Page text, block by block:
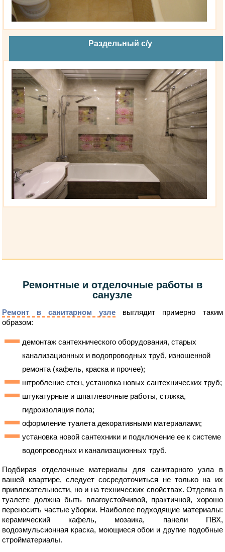
Раздельный с/у
Ремонтные и отделочные работы в
санузле
Ремонт в санитарном узле выглядит примерно таким
образом:
демонтаж сантехнического оборудования, старых
канализационных и водопроводных труб, изношенной
ремонта (кафель, краска и прочее);
штробление стен, установка новых сантехнических труб;
штукатурные и шпатлевочные работы, стяжка,
гидроизоляция пола;
оформление туалета декоративными материалами;
установка новой сантехники и подключение ее к системе
водопроводных и канализационных труб.
Подбирая отделочные материалы для санитарного узла в
вашей квартире, следует сосредоточиться не только на их
привлекательности, но и на технических свойствах. Отделка в
туалете должна быть влагоустойчивой, практичной, хорошо
переносить частые уборки. Наиболее подходящие материалы:
керамический кафель, мозаика, панели ПВХ,
водоэмульсионная краска, моющиеся обои и другие подобные
стройматериалы.